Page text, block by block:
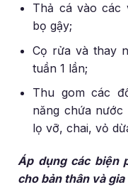
Thả cá vào các
bọ gậy;
Cọ rửa và thay
tuần 1 lần;
Thu gom các
năng chứa
lọ vỡ, chai, vỏ
Áp dụng các biện
cho bản thân và